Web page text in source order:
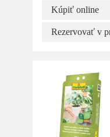
Kúpiť online
Rezervovať v